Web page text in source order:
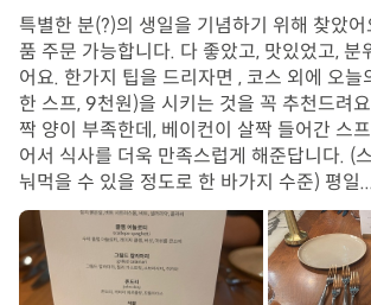
특별한 분(?)의 생일을 기념하기 위해 찾았
품 주문 가능합니다. 다 좋았고, 맛있었고, 분
어요. 한가지 팁을 드리자면 , 코스 외에 오늘
한 스프, 9천원)을 시키는 것을 꼭 추천드려
짝 양이 부족한데, 베이컨이 살짝 들어간 스
어서 식사를 더욱 만족스럽게 해준답니다. (
눠먹을 수 있을 정도로 한 바가지 수준) 평일...